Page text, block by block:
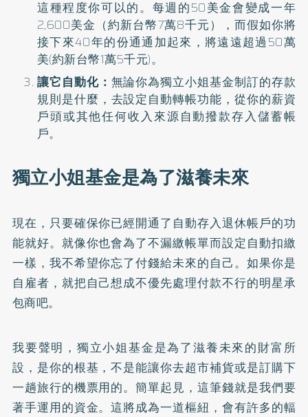
這種程度你可以的。每週的50美金會變成一年
2,600美金（約新台幣7萬8千元），而假如你將
接下來40年的份通通加起來，將遠遠超過50萬
美(約新台幣1萬5千元)。
讓它自動化： 無論你為獨立小姐基金制訂的存款
規則是什麼，去設定自動轉帳功能，從你的薪資
戶頭或其他任何收入來源自動撥款存入儲蓄帳
戶。
獨立小姐基金是為了滋養未來
現在，只要確保你已經開通了自動存入退休帳戶的功
能就好。就像你也會為了不漏繳帳單而設定自動扣繳
一樣，我不希望你忘了付錢給未來的自己。如果你是
自雇者，就把自己想成不優先處理付款不行的明星承
包商吧。
我要聲明，獨立小姐基金是為了滋養未來的財富所
設，是你的根基，不是能讓你去超市補貨或是訂購下
一趟旅行的機票用的。簡單起見，這筆錢就是我們要
著手運用的資金。這將成為一道樞紐，會有許多的輻